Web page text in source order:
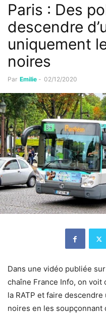
Paris : Des
descendre
uniquement
noires
Par Emilie - 02/12/2020
Dans une vidéo publiée
chaîne France Info, on voit
la RATP et faire
noires en les soupçonnant